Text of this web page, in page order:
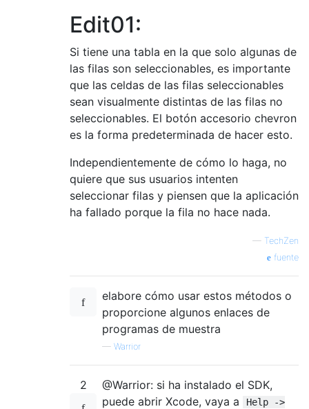
Edit01:
Si tiene una tabla en la que solo algunas de
las filas son seleccionables, es importante
que las celdas de las filas seleccionables
sean visualmente distintas de las filas no
seleccionables. El botón accesorio chevron
es la forma predeterminada de hacer esto.
Independientemente de cómo lo haga, no
quiere que sus usuarios intenten
seleccionar filas y piensen que la aplicación
ha fallado porque la fila no hace nada.
— TechZen
fuente
elabore cómo usar estos métodos o
proporcione algunos enlaces de
programas de muestra
— Warrior
2
@Warrior: si ha instalado el SDK,
puede abrir Xcode, vaya a
Help ->